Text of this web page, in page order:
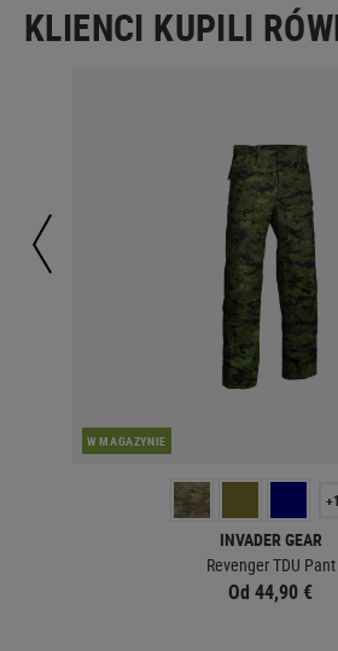
KLIENCI KUPILI
W MAGAZYNIE
INVADER GEAR
Revenger TDU Pant
Od 44,90 €